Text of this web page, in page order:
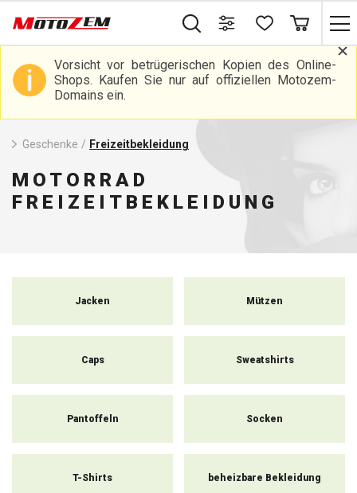
Vorsicht vor betrügerischen Kopien des Online-
Shops. Kaufen Sie nur auf offiziellen Motozem-
Domains ein.
Geschenke / Freizeitbekleidung
MOTORRAD
FREIZEITBEKLEIDUNG
Jacken Mützen
Caps Sweatshirts
Pantoffeln Socken
T-Shirts beheizbare Bekleidung